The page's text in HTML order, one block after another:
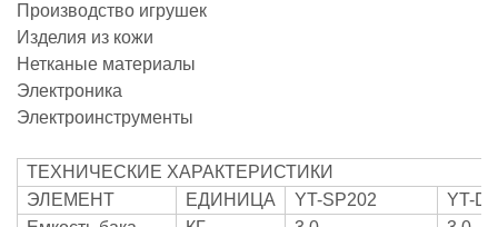
Производство игрушек
Изделия из кожи
Нетканые материалы
Электроника
Электроинструменты
ТЕХНИЧЕСКИЕ ХАРАКТЕРИСТИКИ
ЭЛЕМЕНТ
ЕДИНИЦА YT-SP202
YT-